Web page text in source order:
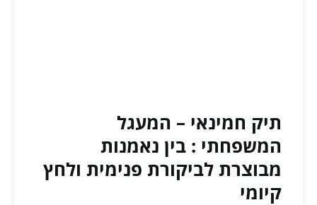
תיק חמינאי – המעגל
המשפחתי : בין נאמנות
מבוצרת לביקורת פנימית ולחץ
קיומי